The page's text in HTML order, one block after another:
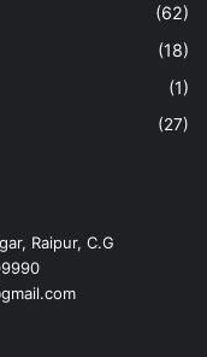
(62)
(18)
(1)
(27)
Raipur, C.G